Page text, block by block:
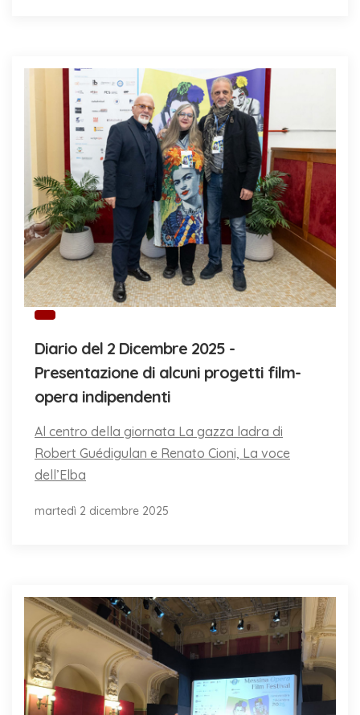
Diario del 2 Dicembre 2025 -
Presentazione di alcuni progetti film-
opera indipendenti
Al centro della giornata La gazza ladra di
Robert Guédigulan e Renato Cioni, La voce
dell’Elba
martedì 2 dicembre 2025